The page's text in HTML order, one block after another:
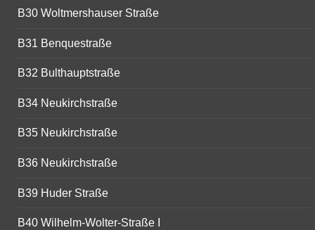
B30 Woltmershauser Straße
B31 Benquestraße
B32 Bulthauptstraße
B34 Neukirchstraße
B35 Neukirchstraße
B36 Neukirchstraße
B39 Huder Straße
B40 Wilhelm-Wolter-Straße I